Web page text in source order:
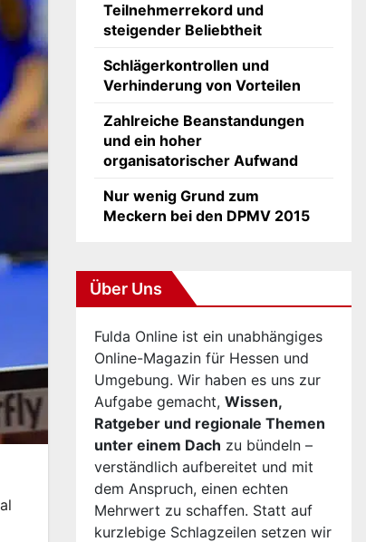
Teilnehmerrekord und
steigender Beliebtheit
Schlägerkontrollen und
Verhinderung von Vorteilen
Zahlreiche Beanstandungen
und ein hoher
organisatorischer Aufwand
Nur wenig Grund zum
Meckern bei den DPMV 2015
Über Uns
Fulda Online ist ein unabhängiges
Online-Magazin für Hessen und
Umgebung. Wir haben es uns zur
Aufgabe gemacht, Wissen,
Ratgeber und regionale Themen
unter einem Dach zu bündeln –
verständlich aufbereitet und mit
dem Anspruch, einen echten
Mehrwert zu schaffen. Statt auf
kurzlebige Schlagzeilen setzen wir